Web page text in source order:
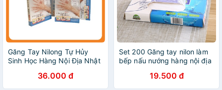
Găng Tay Nilong Tự Hủy
Sinh Học Hàng Nội Địa Nhật
36.000 đ
Set 200 Găng tay nilon làm
bếp nấu nướng hàng nội địa
19.500 đ